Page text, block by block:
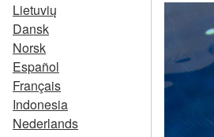
Lietuvių
Dansk
Norsk
Español
Français
Indonesia
Nederlands